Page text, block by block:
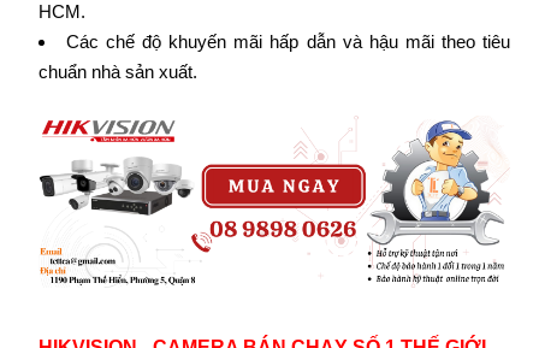
HCM.
Các chế độ khuyến mãi hấp dẫn và hậu mãi theo tiêu
chuẩn nhà sản xuất.